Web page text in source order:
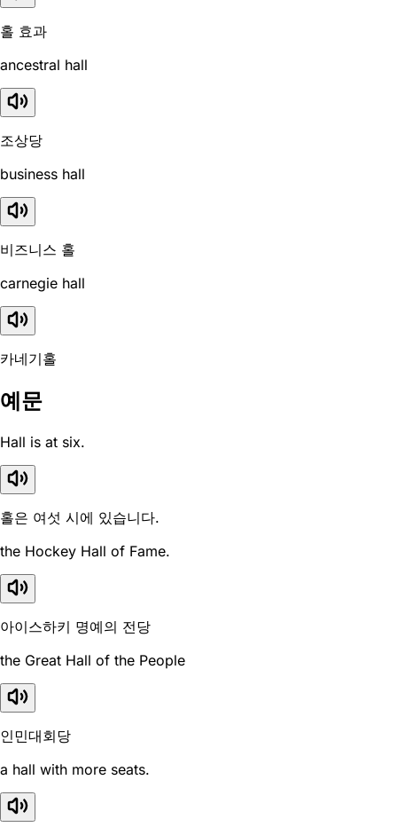
홀 효과
ancestral hall
조상당
business hall
비즈니스 홀
carnegie hall
카네기홀
예문
Hall is at six.
홀은 여섯 시에 있습니다.
the Hockey Hall of Fame.
아이스하키 명예의 전당
the Great Hall of the People
인민대회당
a hall with more seats.